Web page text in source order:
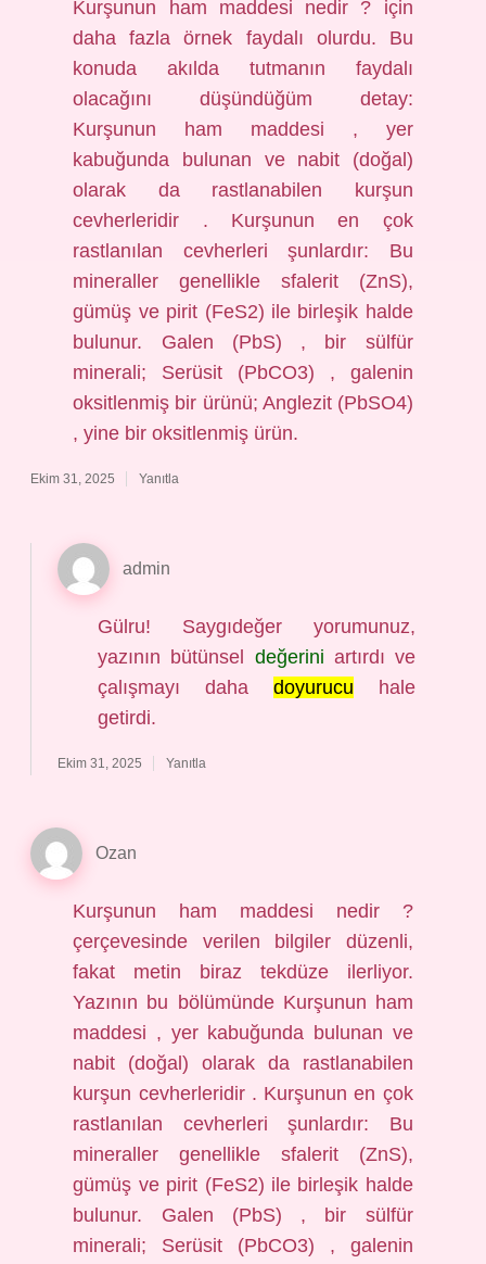
Kurşunun ham maddesi nedir ? için
daha fazla örnek faydalı olurdu. Bu
konuda akılda tutmanın faydalı
olacağını düşündüğüm detay:
Kurşunun ham maddesi , yer
kabuğunda bulunan ve nabit (doğal)
olarak da rastlanabilen kurşun
cevherleridir . Kurşunun en çok
rastlanılan cevherleri şunlardır: Bu
mineraller genellikle sfalerit (ZnS),
gümüş ve pirit (FeS2) ile birleşik halde
bulunur. Galen (PbS) , bir sülfür
minerali; Serüsit (PbCO3) , galenin
oksitlenmiş bir ürünü; Anglezit (PbSO4)
, yine bir oksitlenmiş ürün.
Ekim 31, 2025 Yanıtla
admin
Gülru! Saygıdeğer yorumunuz,
yazının bütünsel değerini artırdı ve
çalışmayı dahadoyurucu hale
getirdi.
Ekim 31, 2025 Yanıtla
Ozan
Kurşunun ham maddesi nedir ?
çerçevesinde verilen bilgiler düzenli,
fakat metin biraz tekdüze ilerliyor.
Yazının bu bölümünde Kurşunun ham
maddesi , yer kabuğunda bulunan ve
nabit (doğal) olarak da rastlanabilen
kurşun cevherleridir . Kurşunun en çok
rastlanılan cevherleri şunlardır: Bu
mineraller genellikle sfalerit (ZnS),
gümüş ve pirit (FeS2) ile birleşik halde
bulunur. Galen (PbS) , bir sülfür
minerali; Serüsit (PbCO3) , galenin